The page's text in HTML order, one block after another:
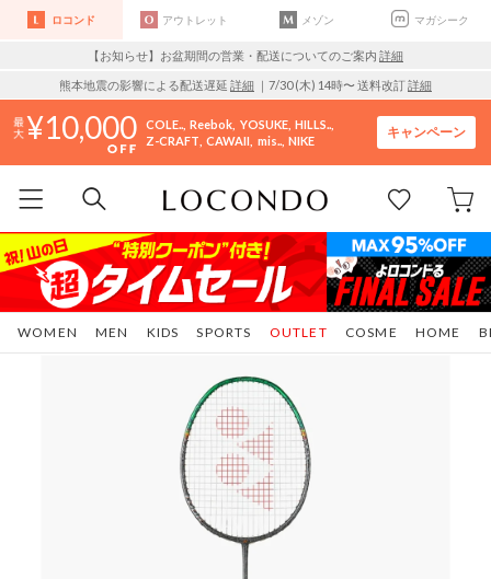
ロコンド アウトレット メゾン マガシーク
【お知らせ】お盆期間の営業・配送についてのご案内 詳細
熊本地震の影響による配送遅延 詳細 ｜7/30 (木) 14時〜 送料改訂詳細
10,000 COLE.. Reebok YOSUKE HILLS..
Z-CRAFT CAWAII mis.. NIKE
キャンペーン
WOMEN MEN KIDS SPORTS COSME HOME
OUTLET